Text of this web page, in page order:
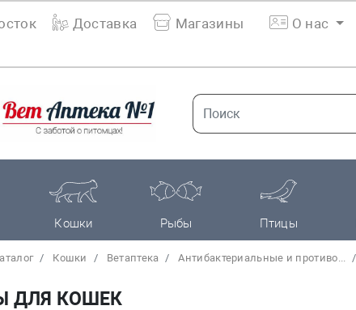
Доставка Магазины О нас
Кошки Рыбы Птицы
Кошки Bетаптека Антибактериальные и противо...
ДЛЯ КОШЕК